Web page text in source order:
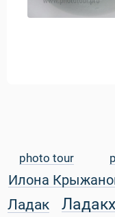
photo tour
Илона
Ладак
Ладакх